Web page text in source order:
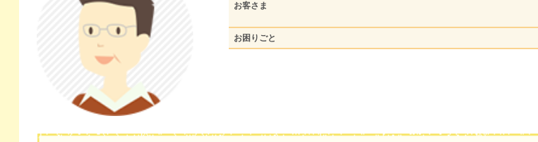
お客さま
お困りごと